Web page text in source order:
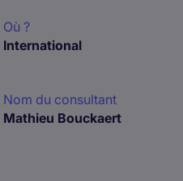
Où ?
International
Nom du consultant
Mathieu Bouckaert